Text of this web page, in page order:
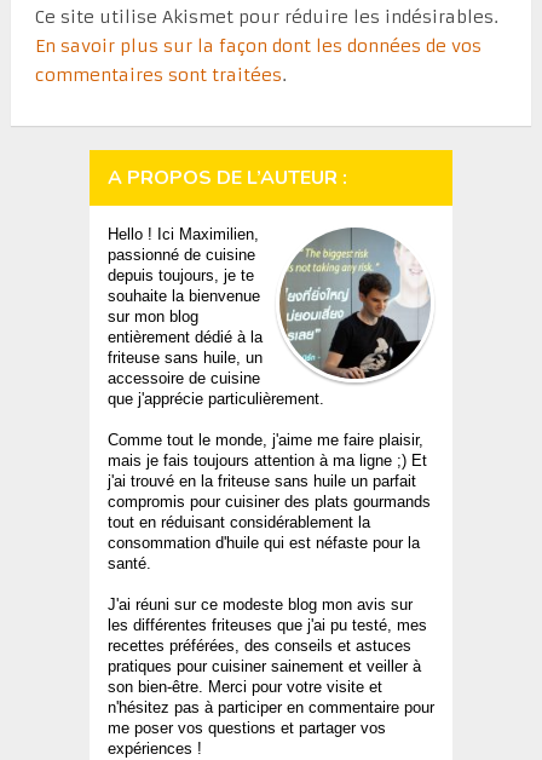
Ce site utilise Akismet pour réduire les indésirables.
En savoir plus sur la façon dont les données de vos
commentaires sont traitées.
A PROPOS DE L’AUTEUR :
Hello ! Ici Maximilien,
passionné de cuisine
depuis toujours, je te
souhaite la bienvenue
sur mon blog
entièrement dédié à la
friteuse sans huile, un
accessoire de cuisine
que j'apprécie particulièrement.
Comme tout le monde, j'aime me faire plaisir,
mais je fais toujours attention à ma ligne ;) Et
j'ai trouvé en la friteuse sans huile un parfait
compromis pour cuisiner des plats gourmands
tout en réduisant considérablement la
consommation d'huile qui est néfaste pour la
santé.
J'ai réuni sur ce modeste blog mon avis sur
les différentes friteuses que j'ai pu testé, mes
recettes préférées, des conseils et astuces
pratiques pour cuisiner sainement et veiller à
son bien-être. Merci pour votre visite et
n'hésitez pas à participer en commentaire pour
me poser vos questions et partager vos
expériences !